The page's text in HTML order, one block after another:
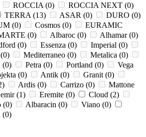
ROCCIA (0) ROCCIA NEXT (0)
TERRA (13) ASAR (0) DURO (0)
(0) Cosmos (0)
EURAMIC
(0) Albaroc (0) Alhamar(0)
(0) Essenza (0) Imperial (0)
(0) Mediterraneo (0) Metalica (0)
(0) Petra (0) Portland (0)
Vega
(0) Antik (0) Granit (0)
) Ardis (0) Carrizo (0)
Mattone
(1) Eremite (0) Cloud (2)
(0) Albaracin (0) Viano (0)
(0)